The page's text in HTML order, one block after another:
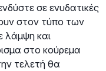
σε ενυδατικές
στον τύπο των
λάμψη και
στο κούρεμα
τελετή θα